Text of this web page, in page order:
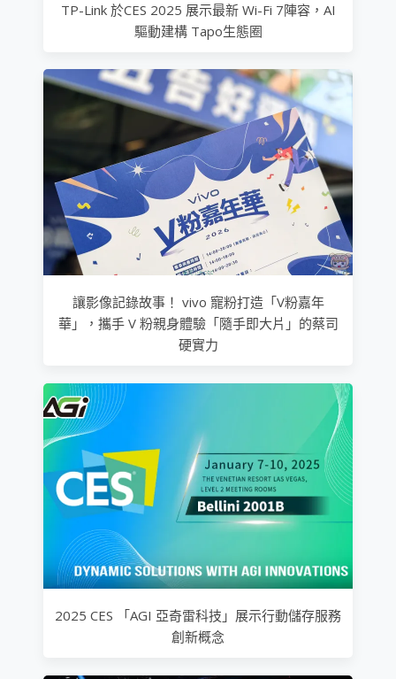
TP-Link 於CES 2025 展示最新 Wi-Fi 7陣容，AI
驅動建構 Tapo生態圈
讓影像記錄故事！ vivo 寵粉打造「V粉嘉年
華」，攜手 V 粉親身體驗「隨手即大片」的蔡司
硬實力
2025 CES 「AGI 亞奇雷科技」展示行動儲存服務
創新概念